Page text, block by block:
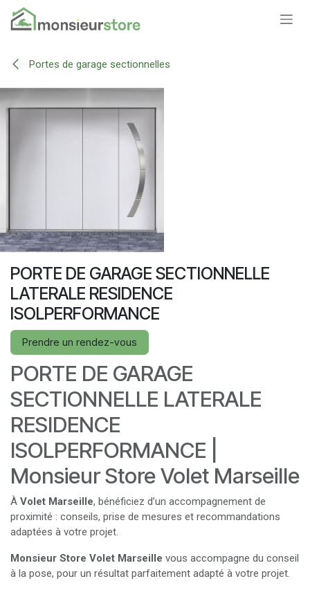
Se rendre au contenu
Portes de garage sectionnelles
PORTE DE GARAGE SECTIONNELLE
LATERALE RESIDENCE
ISOLPERFORMANCE
Prendre un rendez-vous
PORTE DE GARAGE
SECTIONNELLE LATERALE
RESIDENCE
ISOLPERFORMANCE |
Monsieur Store Volet Marseille
À Volet Marseille, bénéficiez d’un accompagnement de
proximité : conseils, prise de mesures et recommandations
adaptées à votre projet.
Monsieur Store Volet Marseille vous accompagne du conseil
à la pose, pour un résultat parfaitement adapté à votre projet.